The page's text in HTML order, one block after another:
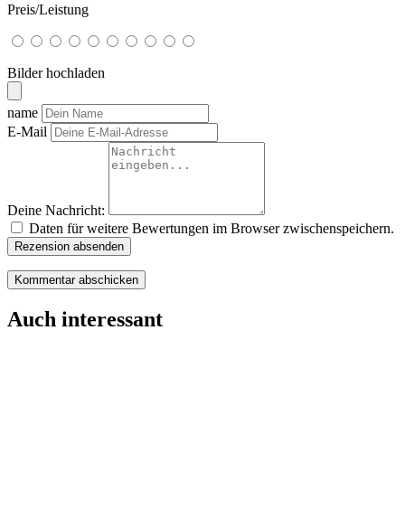
Preis/Leistung
Bilder hochladen
name
E-Mail
Deine Nachricht:
Daten für weitere Bewertungen im Browser zwischenspeichern.
Rezension absenden
Auch interessant